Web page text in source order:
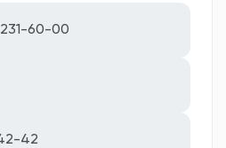
231-60-00
42